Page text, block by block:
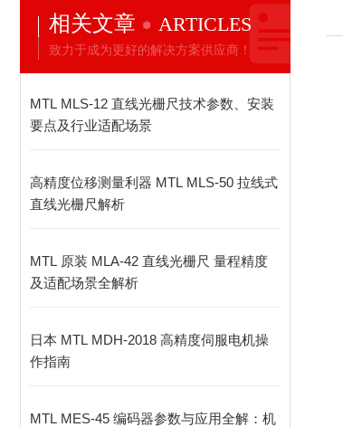
相关文章 ARTICLES
致力于成为更好的解决方案供应商！
MTL MLS-12 直线光栅尺技术参数、安装
要点及行业适配场景
高精度位移测量利器 MTL MLS-50 拉线式
直线光栅尺解析
MTL 原装 MLA-42 直线光栅尺 量程精度
及适配场景全解析
日本 MTL MDH-2018 高精度伺服电机操
作指南
MTL MES-45 编码器参数与应用全解：机